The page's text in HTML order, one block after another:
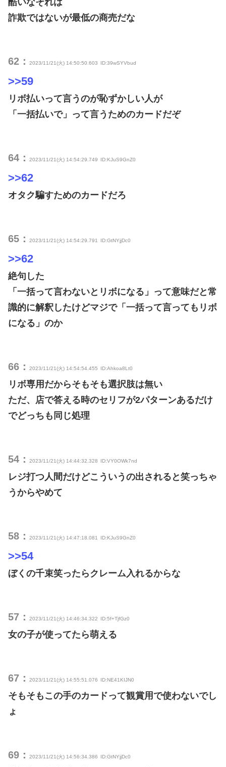
酷いなそれは
詐欺ではないが最低の商売だな
62： 2023/11/21(火) 14:50:50.603 ID:39wSYVbud
>>59
リボ払いって言うのが恥ずかしい人が
「一括払いで」って言うためのカードだぞ
64： 2023/11/21(火) 14:54:29.749 ID:KJuS9GnZ0
>>62
オタク騙すためのカードだろ
65： 2023/11/21(火) 14:54:29.791 ID:GtNYjjDc0
>>62
絶句した
「一括って言わないとリボになる」って意味だと常
識的に解釈したけどマジで「一括って言ってもリボ
になる」のか
66： 2023/11/21(火) 14:54:54.455 ID:Ahkoa8Lt0
リボ専用だからそもそも選択肢は無い
ただ、店で答える時のセリフが2パターンあるだけ
でどっちも同じ処理
54： 2023/11/21(火) 14:44:32.328 ID:VY0OWk7nd
レジ打つ人間だけどこういうの出されると笑っちゃ
うからやめて
58： 2023/11/21(火) 14:47:18.081 ID:KJuS9GnZ0
>>54
ぼくの千束笑ったらクレーム入れるからな
57： 2023/11/21(火) 14:46:34.322 ID:5f+TjfGz0
女の子が使ってたら萌える
67： 2023/11/21(火) 14:55:51.076 ID:NE41KIJN0
そもそもこの手のカードって観賞用で使わないでし
ょ
69： 2023/11/21(火) 14:56:34.386 ID:GtNYjjDc0